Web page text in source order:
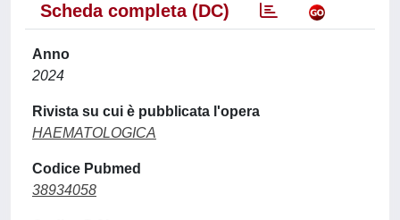
Scheda completa (DC)
Anno
2024
Rivista su cui è pubblicata l'opera
HAEMATOLOGICA
Codice Pubmed
38934058